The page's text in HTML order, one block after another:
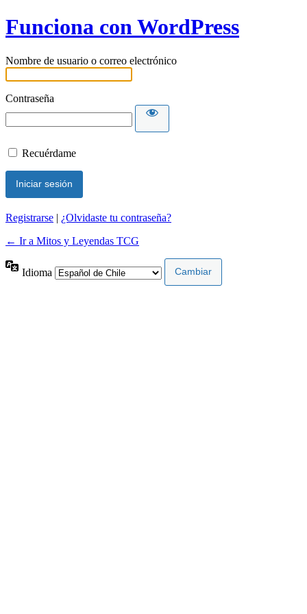
Funciona con WordPress
Nombre de usuario o correo electrónico
Contraseña
Recuérdame
Registrarse | ¿Olvidaste tu contraseña?
← Ir a Mitos y Leyendas TCG
Idioma